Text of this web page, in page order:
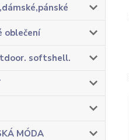
oblečení
softshell.
MÓDA